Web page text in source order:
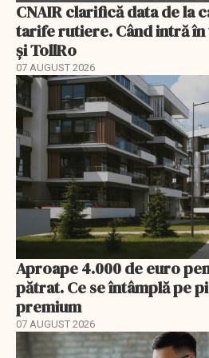
CNAIR clarifică data de la
tarife rutiere. Când intră
și TollRo
07 AUGUST 2026
Aproape 4.000 de euro
pătrat. Ce se întâmplă pe
premium
07 AUGUST 2026